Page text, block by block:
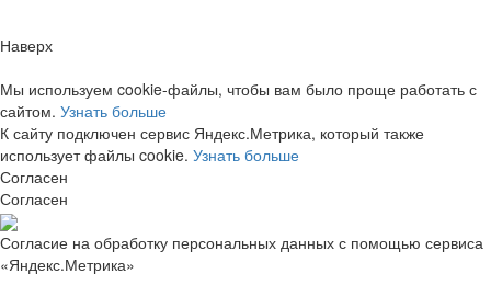
Наверх
Мы используем cookie-файлы, чтобы вам было проще работать с
сайтом. Узнать больше
К сайту подключен сервис Яндекс.Метрика, который также
использует файлы cookie. Узнать больше
Согласен
Согласен
Согласие на обработку персональных данных с помощью сервиса
«Яндекс.Метрика»